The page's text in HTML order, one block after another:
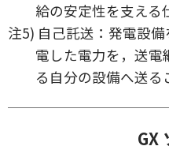
給の安定性を支える
注5) 自己託送：発電設
電した電力を，送電
る自分の設備へ送る
GX